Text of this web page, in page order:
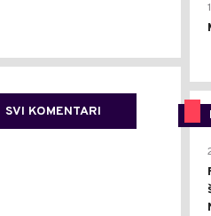
SVI KOMENTARI